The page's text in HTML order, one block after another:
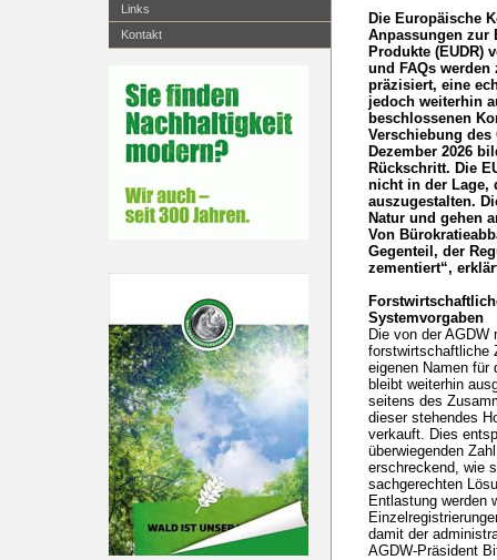
Links
Kontakt
Die Europäische
Anpassungen zur
Produkte (EUDR)
und FAQs
präzisiert, eine
jedoch weiterhin
beschlossenen
Verschiebung
Dezember 2026
Rückschritt. Die
nicht in der Lage,
auszugestalten.
Natur und gehen
Von
Gegenteil, der
zementiert“,
Systemvorgaben
Die von der
forstwirtschaftliche
eigenen Namen für
bleibt weiterhin
seitens des
dieser stehendes
verkauft. Dies
überwiegenden
erschreckend, wie
sachgerechten
Entlastung werden
damit der
AGDW-Präsident